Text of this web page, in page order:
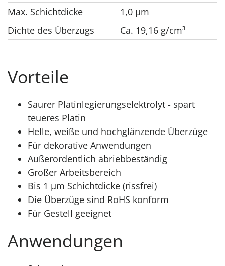
Max. Schichtdicke
1,0 μm
Dichte des Überzugs
Ca. 19,16 g/cm³
Vorteile
Saurer Platinlegierungselektrolyt - spart
teueres Platin
Helle, weiße und hochglänzende Überzüge
Für dekorative Anwendungen
Außerordentlich abriebbeständig
Großer Arbeitsbereich
Bis 1 μm Schichtdicke (rissfrei)
Die Überzüge sind RoHS konform
Für Gestell geeignet
Anwendungen